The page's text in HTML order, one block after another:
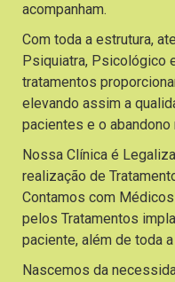
acompanham.
Com toda a estrutura,
Psiquiatra, Psicológico
tratamentos
elevando assim a
pacientes e o
Nossa Clínica é
realização de
Contamos com
pelos Tratamentos
paciente, além de toda
Nascemos da